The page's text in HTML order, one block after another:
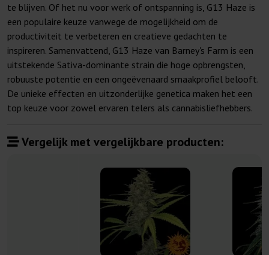
te blijven. Of het nu voor werk of ontspanning is, G13 Haze is
een populaire keuze vanwege de mogelijkheid om de
productiviteit te verbeteren en creatieve gedachten te
inspireren. Samenvattend, G13 Haze van Barney's Farm is een
uitstekende Sativa-dominante strain die hoge opbrengsten,
robuuste potentie en een ongeëvenaard smaakprofiel belooft.
De unieke effecten en uitzonderlijke genetica maken het een
top keuze voor zowel ervaren telers als cannabisliefhebbers.
Vergelijk met vergelijkbare producten: